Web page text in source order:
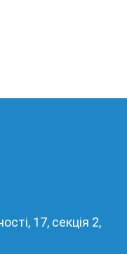
17, секція 2,